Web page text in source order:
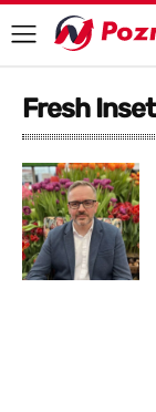
Fresh Inset